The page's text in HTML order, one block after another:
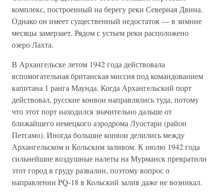
комплекс, построенный на берегу реки Северная Двина.
Однако он имеет существенный недостаток — в зимние
месяцы замерзает. Рядом с устьем реки расположено
озеро Лахта.
В Архангельске летом 1942 года действовала
вспомогательная британская миссия под командованием
капитана 1 ранга Маунда. Когда Архангельский порт
действовал, русские конвои направлялись туда, потому
что этот порт находился значительно дальше от
ближайшего немецкого аэродрома Луостари (район
Петсамо). Иногда большие конвои делились между
Архангельском и Кольским заливом. К июлю 1942 года
сильнейшие воздушные налеты на Мурманск превратили
этот город в груду развалин, поэтому вопрос о
направлении PQ-18 в Кольский залив даже не возникал.